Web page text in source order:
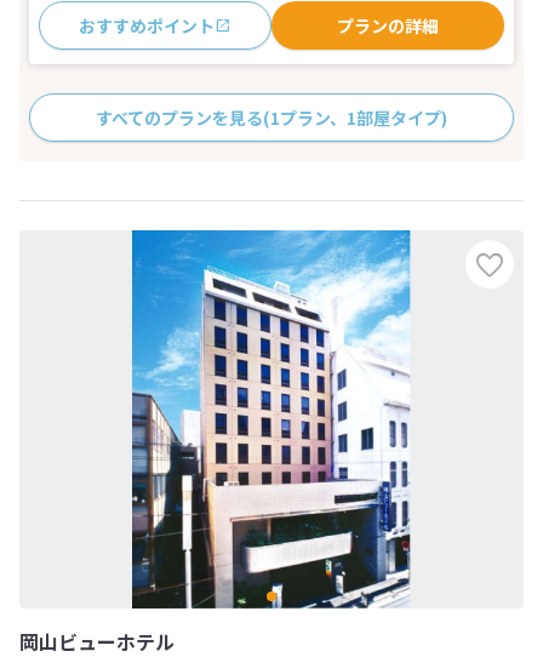
おすすめポイント プランの詳細
すべてのプランを見る(1プラン、1部屋タイプ)
岡山ビューホテル